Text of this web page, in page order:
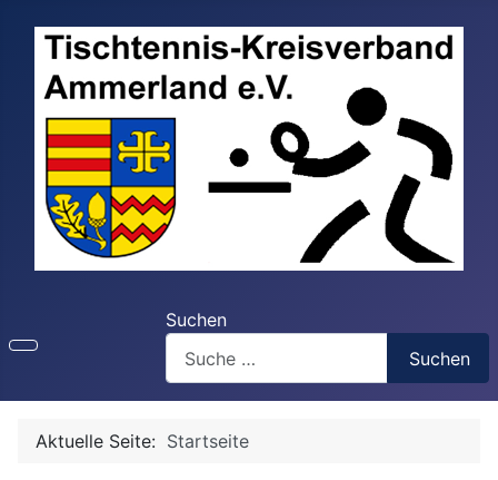
Suchen
Suchen
Aktuelle Seite: Startseite